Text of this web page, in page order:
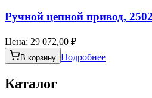
Ручной цепной привод,
Цена: 29 072,00 ₽
В корзину Подробнее
Каталог